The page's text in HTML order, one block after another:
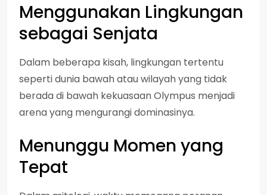
Menggunakan Lingkungan
sebagai Senjata
Dalam beberapa kisah, lingkungan tertentu
seperti dunia bawah atau wilayah yang tidak
berada di bawah kekuasaan Olympus menjadi
arena yang mengurangi dominasinya.
Menunggu Momen yang
Tepat